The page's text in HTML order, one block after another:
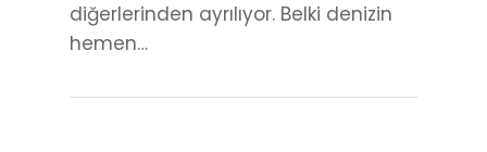
diğerlerinden ayrılıyor. Belki denizin
hemen…